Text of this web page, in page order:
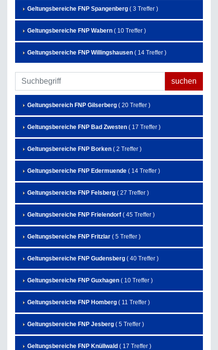
Geltungsbereiche FNP Spangenberg ( 3 Treffer )
Geltungsbereiche FNP Wabern ( 10 Treffer )
Geltungsbereiche FNP Willingshausen ( 14 Treffer )
Geltungsbereich FNP Gilserberg ( 20 Treffer )
Geltungsbereiche FNP Bad Zwesten ( 17 Treffer )
Geltungsbereiche FNP Borken ( 2 Treffer )
Geltungsbereiche FNP Edermuende ( 14 Treffer )
Geltungsbereiche FNP Felsberg ( 27 Treffer )
Geltungsbereiche FNP Frielendorf ( 45 Treffer )
Geltungsbereiche FNP Fritzlar ( 5 Treffer )
Geltungsbereiche FNP Gudensberg ( 40 Treffer )
Geltungsbereiche FNP Guxhagen ( 10 Treffer )
Geltungsbereiche FNP Homberg ( 11 Treffer )
Geltungsbereiche FNP Jesberg ( 5 Treffer )
Geltungsbereiche FNP Knüllwald ( 17 Treffer )